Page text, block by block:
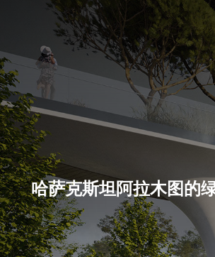
哈萨克斯坦阿拉木图的